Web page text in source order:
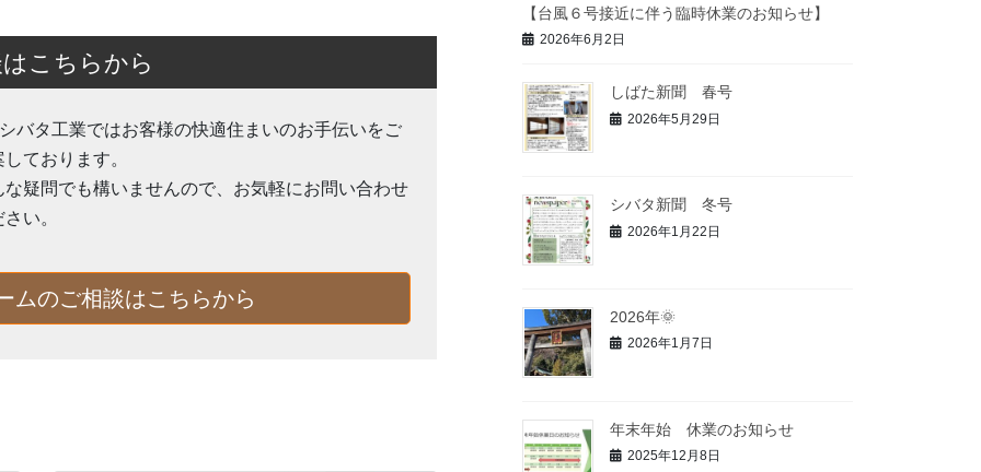
こちらから
バタ工業ではお客様の快適住まいのお手伝いをご
ております。
な疑問でも構いませんので、お気軽にお問い合わせ
い。
ムのご相談はこちらから
【台風６号接近に伴う臨時休業のお知らせ】
2026年6月2日
しばた新聞 春号
2026年5月29日
シバタ新聞 冬号
2026年1月22日
2026年🌞
2026年1月7日
年末年始 休業のお知らせ
2025年12月8日